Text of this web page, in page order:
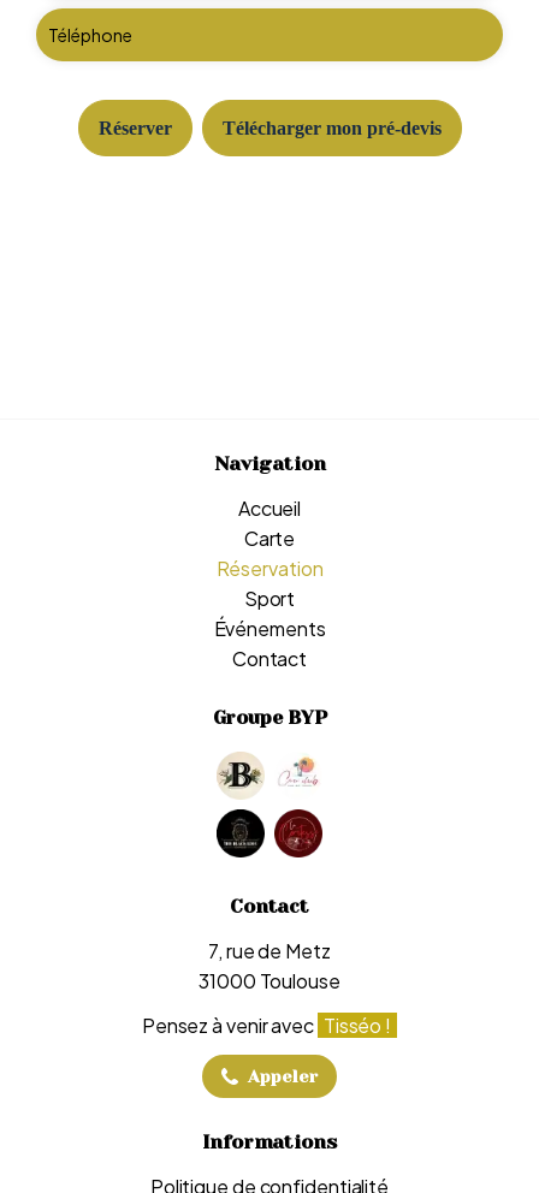
Réserver Télécharger mon pré-devis
Navigation
Accueil
Carte
Réservation
Sport
Événements
Contact
Groupe BYP
Contact
7, rue de Metz
31000 Toulouse
Pensez à venir avec Tisséo !
Appeler
Informations
Politique de confidentialité